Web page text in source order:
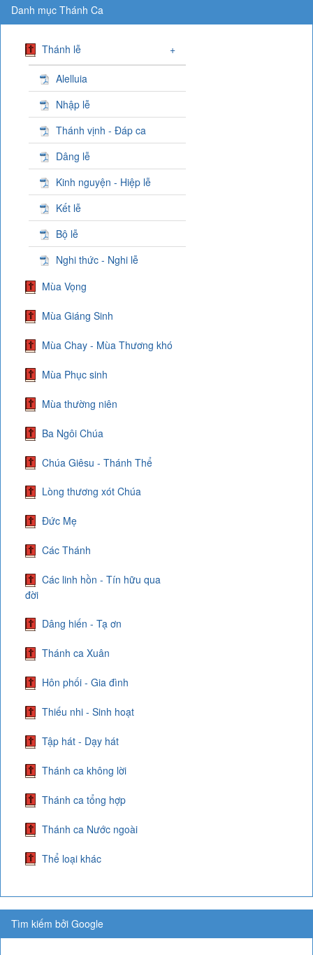
Danh mục Thánh Ca
Thánh lễ +
Alelluia
Nhập lễ
Thánh vịnh - Đáp ca
Dâng lễ
Kinh nguyện - Hiệp lễ
Kết lễ
Bộ lễ
Nghi thức - Nghi lễ
Mùa Vọng
Mùa Giáng Sinh
Mùa Chay - Mùa Thương khó
Mùa Phục sinh
Mùa thường niên
Ba Ngôi Chúa
Chúa Giêsu - Thánh Thể
Lòng thương xót Chúa
Đức Mẹ
Các Thánh
Các linh hồn - Tín hữu qua
đời
Dâng hiến - Tạ ơn
Thánh ca Xuân
Hôn phối - Gia đình
Thiếu nhi - Sinh hoạt
Tập hát - Dạy hát
Thánh ca không lời
Thánh ca tổng hợp
Thánh ca Nước ngoài
Thể loại khác
Tìm kiếm bởi Google